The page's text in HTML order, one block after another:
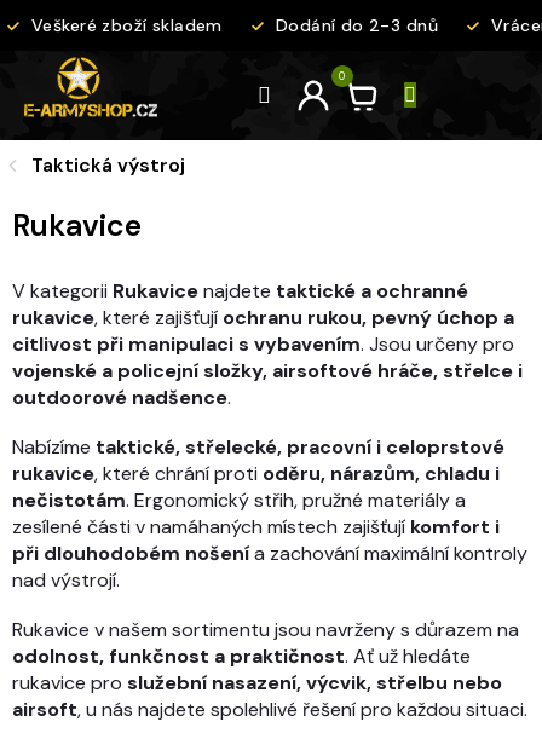
na
Veškeré zboží skladem Dodání do 2-3 dnů
Taktická výstroj
Rukavice
V kategorii Rukavicenajdete taktické a ochranné
rukavice, které zajišťují ochranu rukou, pevný úchop a
citlivost při manipulaci s vybavením. Jsou určeny pro
vojenské a policejní složky, airsoftové hráče, střelce i
outdoorové nadšence.
Nabízíme taktické, střelecké, pracovní i celoprstové
rukavice, které chrání proti oděru, nárazům, chladu i
nečistotám. Ergonomický střih, pružné materiály a
zesílené části v namáhaných místech zajišťují komfort i
při dlouhodobém nošenía zachování maximální kontroly
nad výstrojí.
Rukavice v našem sortimentu jsou navrženy s důrazem na
odolnost, funkčnost a praktičnost. Ať už hledáte
rukavice pro služební nasazení, výcvik, střelbu nebo
airsoft, u nás najdete spolehlivé řešení pro každou situaci.